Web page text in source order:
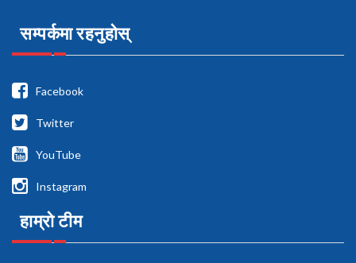
सम्पर्कमा रहनुहोस्
Facebook
Twitter
YouTube
Instagram
हाम्रो टीम